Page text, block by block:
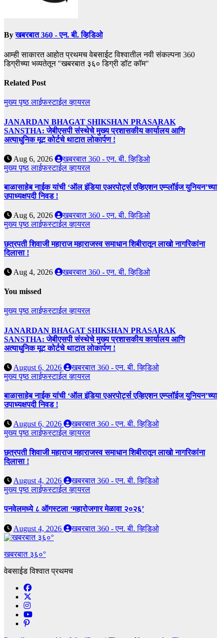
Byखबरबात 360 - एन. बी. व्हिडिओ
आम्ही साकारत आहोत प्रथमच वेबसाईट विश्वातील नवी संकल्पना 360
डिग्रीच्या भव्यतेतून "खबरबात ३६० डिग्री डॉट कॉम"
Related Post
मुख्य पृष्ठलाईफस्टाईलव्हायरल
JANARDAN BHAGAT SHIKSHAN PRASARAK
SANSTHA: जेबीएसपी संस्थेचे मुख्य प्रशासकीय कार्यालय आणि
अत्याधुनिक मूट कोर्टचे थाटात लोकार्पण !
Aug 6, 2026
खबरबात 360 - एन. बी. व्हिडिओ
मुख्य पृष्ठलाईफस्टाईलव्हायरल
बाळासाहेब नाईक यांची ‘ऑल इंडिया एअरपोर्ट्स एव्हिएशन एम्प्लॉईज युनियन’च्या
उपाध्यक्षपदी निवड !
Aug 6, 2026
खबरबात 360 - एन. बी. व्हिडिओ
मुख्य पृष्ठलाईफस्टाईलव्हायरल
छत्रपती शिवाजी महाराज महाराजस्व समाधान शिबीरातून लाखो नागरिकांना
दिलासा !
Aug 4, 2026 खबरबात 360 - एन. बी. व्हिडिओ
You missed
मुख्य पृष्ठलाईफस्टाईलव्हायरल
JANARDAN BHAGAT SHIKSHAN PRASARAK
SANSTHA: जेबीएसपी संस्थेचे मुख्य प्रशासकीय कार्यालय आणि
अत्याधुनिक मूट कोर्टचे थाटात लोकार्पण !
August 6, 2026
खबरबात 360 - एन. बी. व्हिडिओ
मुख्य पृष्ठलाईफस्टाईलव्हायरल
बाळासाहेब नाईक यांची ‘ऑल इंडिया एअरपोर्ट्स एव्हिएशन एम्प्लॉईज युनियन’च्या
उपाध्यक्षपदी निवड !
August 6, 2026
खबरबात 360 - एन. बी. व्हिडिओ
मुख्य पृष्ठलाईफस्टाईलव्हायरल
छत्रपती शिवाजी महाराज महाराजस्व समाधान शिबीरातून लाखो नागरिकांना
दिलासा !
August 4, 2026
खबरबात 360 - एन. बी. व्हिडिओ
मुख्य पृष्ठलाईफस्टाईलव्हायरल
पनवेलमध्ये ८ ऑगस्टला ‘महारोजगार मेळावा २०२६’
August 4, 2026 खबरबात 360 - एन. बी. व्हिडिओ
खबरबात ३६०°
वेबसाईड विश्वात प्रथमच